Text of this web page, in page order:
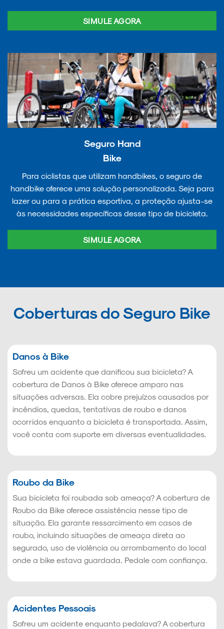
SIMULE AGORA
Seguro Hand
Bike
Para ciclistas que utilizam handbikes, o seguro de
handbike oferece uma solução personalizada. Seja para
lazer ou para a prática esportiva, a proteção ajusta-se
às necessidades específicas desse tipo de bicicleta.
SIMULE AGORA
Coberturas do Seguro Bike
Danos à Bike
Sofreu um acidente que danificou sua bicicleta? A
cobertura de Danos à Bike oferece amparo nas
situações adversas. Ela cobre prejuízos causados por
incêndios, quedas, tentativas de roubo e danos
ocorridos enquanto a bicicleta é transportada. Assim,
você conta com suporte em diversas eventualidades.
Roubo da Bike
Sua bicicleta foi roubada sob ameaça? A cobertura de
Roubo da Bike oferece assistência nesse tipo de
situação. Ela garante ressarcimento em casos de
roubo, incluindo situações de ameaça direta ao
segurado, uso de violência ou arrombamento do local
onde a bike estava guardada. Pedale com confiança.
Acidentes Pessoais
Sofreu um acidente enquanto pedalava? A cobertura